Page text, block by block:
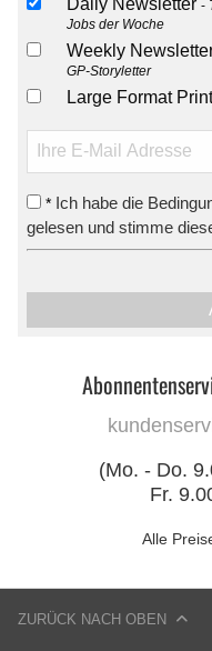
Jobs der Woche
Weekly
GP-Storyletter
Large Format
* Ich habe die
gelesen und stimme
(Mo. - Do.
Fr.
Alle
ZURÜCK NACH OBEN